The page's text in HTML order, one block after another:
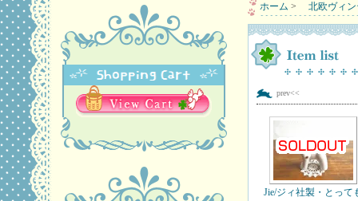
ホーム > 北欧ヴィン
prev<<
Jie/ジィ社製・とって